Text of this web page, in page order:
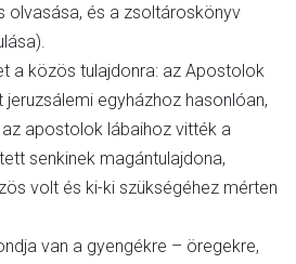
olvasása, és a zsoltároskönyv
a közös tulajdonra: az Apostolok
jeruzsálemi egyházhoz hasonlóan,
apostolok lábaihoz vitték a
senkinek magántulajdona,
volt és ki-ki szükségéhez mérten
van a gyengékre – öregekre,